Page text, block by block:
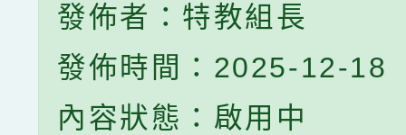
發佈者：特教組長
發佈時間：2025-12-18
內容狀態：啟用中